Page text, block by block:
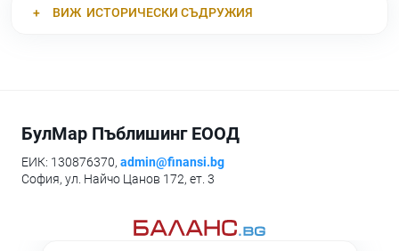
ВИЖ ИСТОРИЧЕСКИ СЪДРУЖИЯ
БулМар Пъблишинг ЕООД
ЕИК: 130876370, admin@finansi.bg
София, ул. Найчо Цанов 172, ет. 3